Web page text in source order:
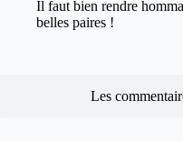
Il faut bien rendre
belles paires !
Les